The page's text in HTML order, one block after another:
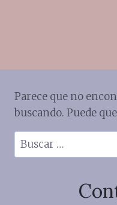
Parece que no
buscando. Puede
Buscar: